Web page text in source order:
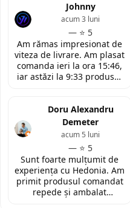
contactat in urma cererii
de retur si mi-au oferit
modelul potrivit de
tastatura pentru repararea
laptopului. Nu am ce
reprosa! Serviciu prompt si
de incredere!
Johnny
— ⭐ 5
acum 3 luni
Am rămas impresionat de
viteza de livrare. Am plasat
comanda ieri la ora 15:46,
iar astăzi la 9:33 produsul
exact conform descrierii,
ambalată corespunzător și
la un preț foarte
toată încrederea!
Doru Alexandru
Demeter
— ⭐ 5
acum 5 luni
Sunt foarte mulțumit de
experiența cu Hedonia. Am
primit produsul comandat
repede și ambalat